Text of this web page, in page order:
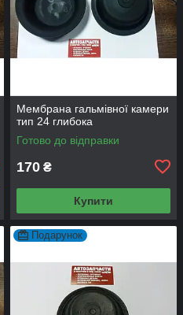
Мембрана гальмівної камери
тип 24 глибока
Готово до відправки
170 ₴
Купити
Подарунок